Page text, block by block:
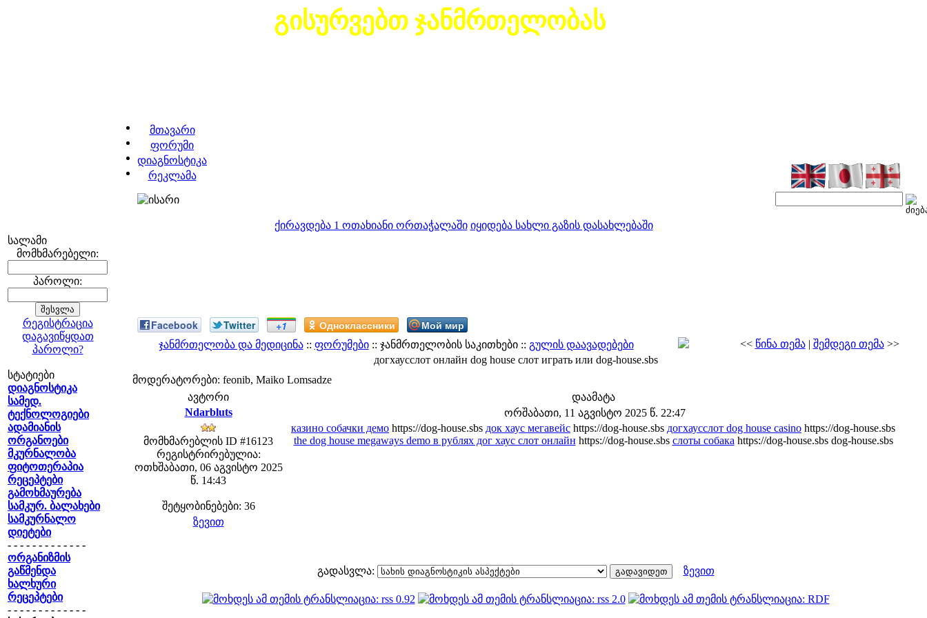
გისურვებთ ჯანმრთელობას
მთავარი
ფორუმი
დიაგნოსტიკა
რეკლამა
ქირავდება 1 ოთახიანი ორთაჭალაში იყიდება სახლი გაზის დასახლებაში
სალამი
მომხმარებელი:
პაროლი:
რეგისტრაცია
დაგავიწყდათ
პაროლი?
სტატიები
დიაგნოსტიკა
სამედ.
ტექნოლოგიები
ადამიანის
ორგანოები
მკურნალობა
ფიტოთერაპია
რეცეპტები
გამოხმაურება
სამკურ. ბალახები
სამკურნალო
დიეტები
- - - - - - - - - - - - -
ორგანიზმის
გაწმენდა
ხალხური
რეცეპტები
- - - - - - - - - - - - -
Facebook Twitter +1 Одноклассники Мой мир
ჯანმრთელობა და მედიცინა:: ფორუმები:: ჯანმრთელობის საკითხები :: გულის დაავადებები << წინა თემა| შემდეგი თემა>>
догхаусслот онлайн dog house слот играть или dog-house.sbs
მოდერატორები: feonib, Maiko Lomsadze
ავტორი
დაამატა
Ndarbluts
ორშაბათი, 11 აგვისტო 2025 წ. 22:47
მომხმარებლის ID #16123
რეგისტრირებულია:
ოთხშაბათი, 06 აგვისტო 2025
წ. 14:43
შეტყობინებები: 36
казино собачки демо https://dog-house.sbs док хаус мегавейс https://dog-house.sbs догхаусслот dog house casino https://dog-house.sbs
the dog house megaways demo в рублях дог хаус слот онлайн https://dog-house.sbs слоты собака https://dog-house.sbs dog-house.sbs
ზევით
გადასვლა: ზევით